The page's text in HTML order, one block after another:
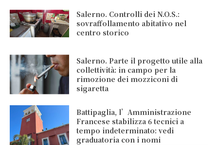
Salerno. Controlli dei N.O.S.:
sovraffollamento abitativo nel
centro storico
Salerno. Parte il progetto utile alla
collettività: in campo per la
rimozione dei mozziconi di
sigaretta
Battipaglia, l’Amministrazione
Francese stabilizza 6 tecnici a
tempo indeterminato: vedi
graduatoria con i nomi